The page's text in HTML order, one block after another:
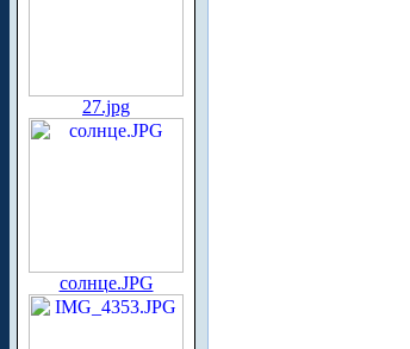
27.jpg
солнце.JPG